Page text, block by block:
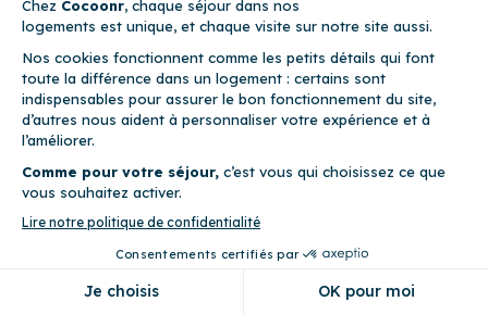
Précédent
Les Glénans
Bénodet
Appartement (2 chambres)